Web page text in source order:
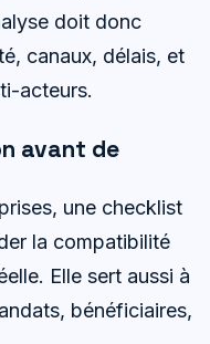
doit donc
canaux, délais, et
acteurs.
avant de
une checklist
la compatibilité
Elle sert aussi à
bénéficiaires,